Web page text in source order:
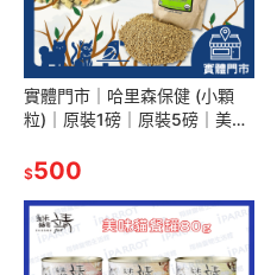
實體門市｜哈里森保健 (小顆
粒)｜原裝1磅｜原裝5磅｜美國
飼料｜鳥飼料｜翔帥寵物生活
$500